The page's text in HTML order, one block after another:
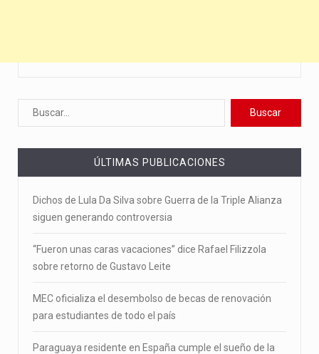
ÚLTIMAS PUBLICACIONES
Dichos de Lula Da Silva sobre Guerra de la Triple Alianza
siguen generando controversia
“Fueron unas caras vacaciones” dice Rafael Filizzola
sobre retorno de Gustavo Leite
MEC oficializa el desembolso de becas de renovación
para estudiantes de todo el país
Paraguaya residente en España cumple el sueño de la